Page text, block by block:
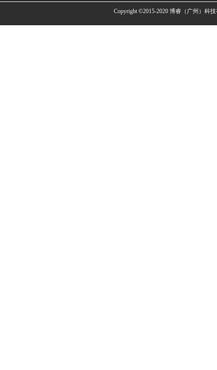
Copyright ©2015-2020 博睿（广州）科